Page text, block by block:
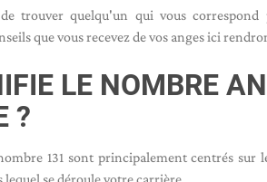
trouver quelqu'un qui vous
que vous recevez de vos anges ici
LE NOMBRE
?
131 sont principalement centrés sur
se déroule votre carrière.